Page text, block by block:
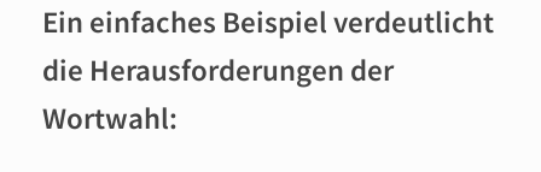
Ein einfaches Beispiel verdeutlicht
die Herausforderungen der
Wortwahl: